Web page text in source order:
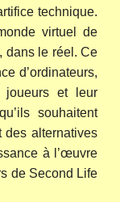
technique.
virtuel de
dans le réel. Ce
d’ordinateurs,
joueurs et leur
souhaitent
des alternatives
à l’œuvre
de Second Life